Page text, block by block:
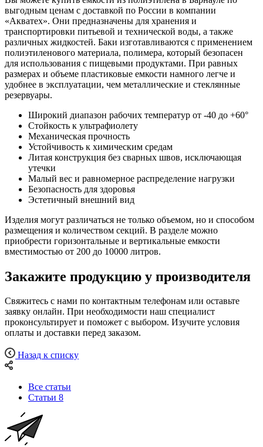
выгодным ценам с доставкой по России в компании
«Акватех». Они предназначены для хранения и
транспортировки питьевой и технической воды, а также
различных жидкостей. Баки изготавливаются с применением
полиэтиленового материала, полимера, который безопасен
для использования с пищевыми продуктами. При равных
размерах и объеме пластиковые емкости намного легче и
удобнее в эксплуатации, чем металлические и стеклянные
резервуары.
Широкий диапазон рабочих температур от -40 до +60°
Стойкость к ультрафиолету
Механическая прочность
Устойчивость к химическим средам
Литая конструкция без сварных швов, исключающая
утечки
Малый вес и равномерное распределение нагрузки
Безопасность для здоровья
Эстетичный внешний вид
Изделия могут различаться не только объемом, но и способом
размещения и количеством секций. В разделе можно
приобрести горизонтальные и вертикальные емкости
вместимостью от 200 до 10000 литров.
Закажите продукцию у производителя
Свяжитесь с нами по контактным телефонам или оставьте
заявку онлайн. При необходимости наш специалист
проконсультирует и поможет с выбором. Изучите условия
оплаты и доставки перед заказом.
Назад к списку
Все статьи
Статьи 8